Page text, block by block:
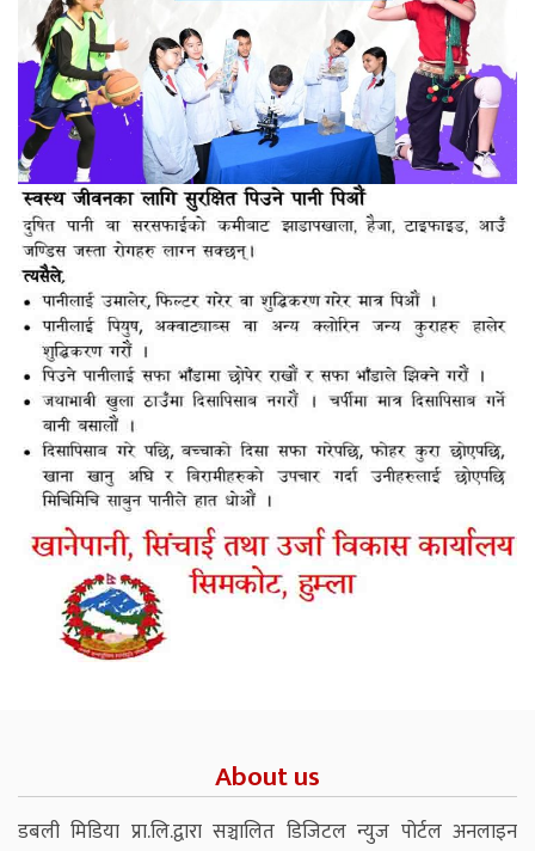
About us
डबली मिडिया प्रा.लि.द्वारा सञ्चालित डिजिटल न्युज पोर्टल अनलाइन